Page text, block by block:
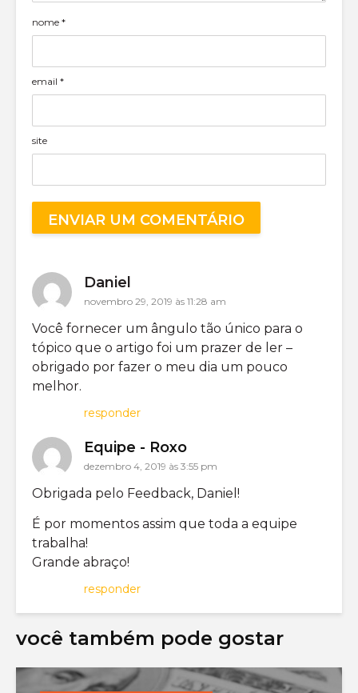
nome *
email *
site
Daniel
novembro 29, 2019 às 11:28 am
Você fornecer um ângulo tão único para o
tópico que o artigo foi um prazer de ler –
obrigado por fazer o meu dia um pouco
melhor.
responder
Equipe - Roxo
dezembro 4, 2019 às 3:55 pm
Obrigada pelo Feedback, Daniel!
É por momentos assim que toda a equipe
trabalha!
Grande abraço!
responder
você também pode gostar